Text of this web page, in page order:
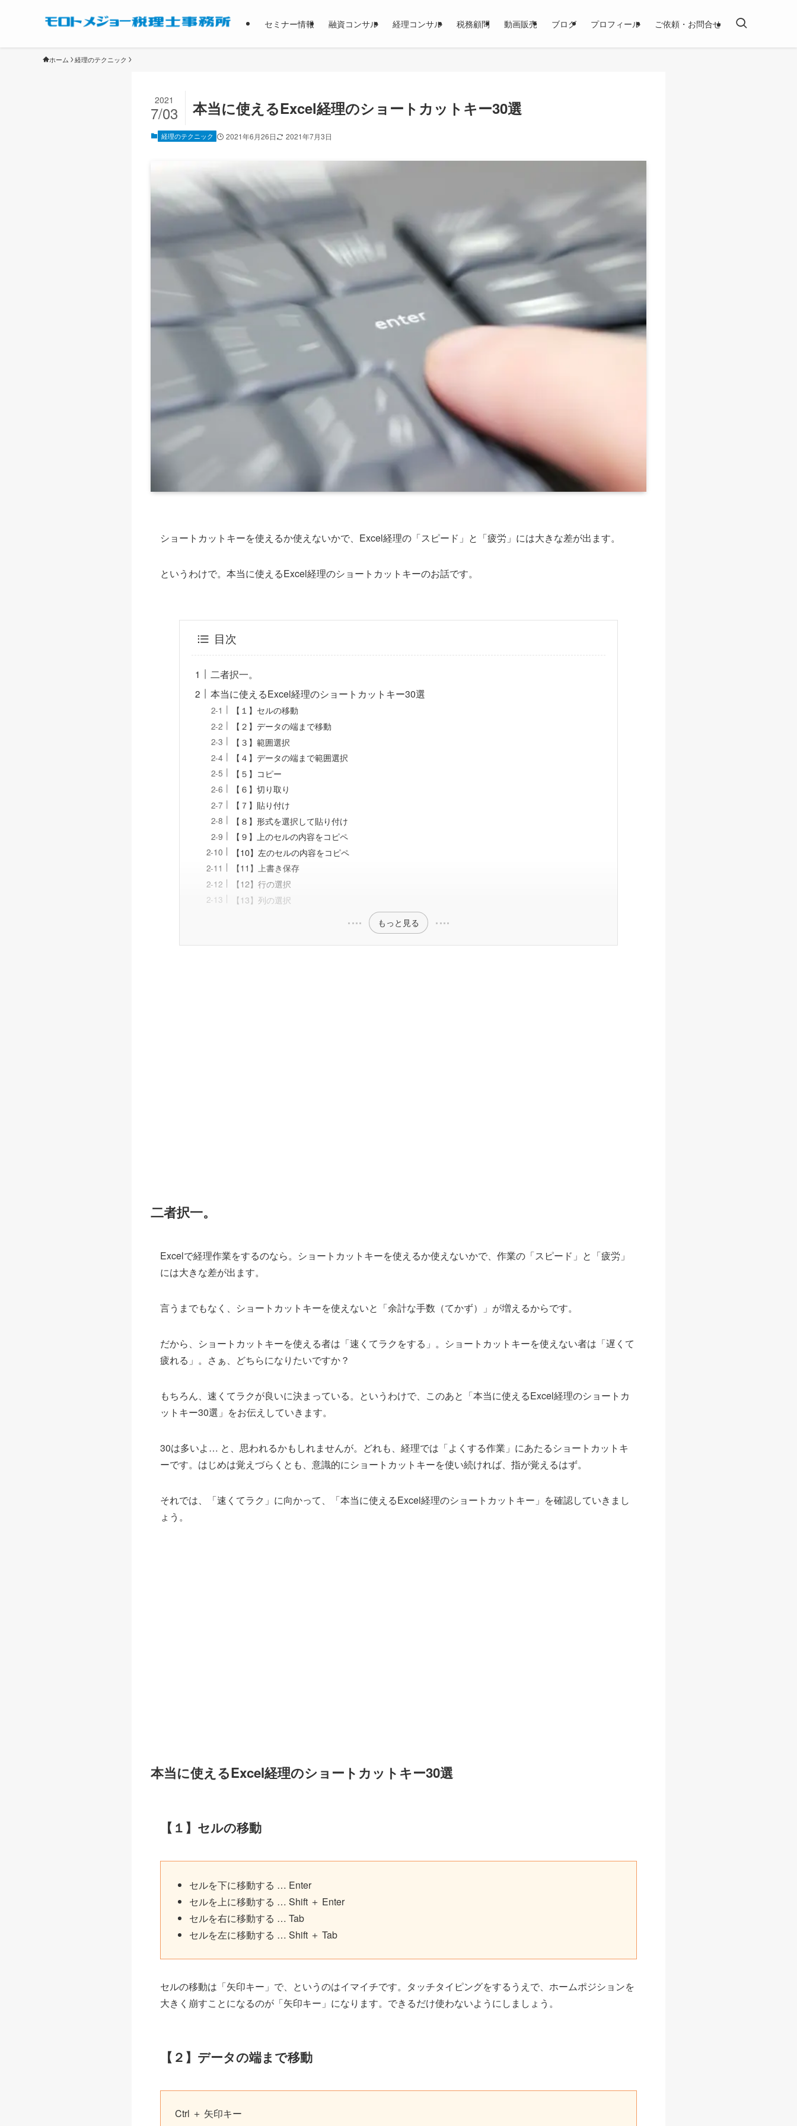
セミナー情報 融資コンサル 経理コンサル 税務顧問 動画販売 ブログ プロフィール ご依頼・お問合せ
ホーム 経理のテクニック
本当に使えるExcel経理のショートカットキー30選
2021
7/03
経理のテクニック 2021年6月26日 2021年7月3日
ショートカットキーを使えるか使えないかで、Excel経理の「スピード」と「疲労」には大きな差が出ます。
というわけで。本当に使えるExcel経理のショートカットキーのお話です。
目次
二者択一。
本当に使えるExcel経理のショートカットキー30選
【１】セルの移動
【２】データの端まで移動
【３】範囲選択
【４】データの端まで範囲選択
【５】コピー
【６】切り取り
【７】貼り付け
【８】形式を選択して貼り付け
【９】上のセルの内容をコピペ
【10】左のセルの内容をコピペ
【11】上書き保存
【12】行の選択
【13】列の選択
もっと見る
二者択一。
Excelで経理作業をするのなら。ショートカットキーを使えるか使えないかで、作業の「スピード」と「疲労」
には大きな差が出ます。
言うまでもなく、ショートカットキーを使えないと「余計な手数（てかず）」が増えるからです。
だから、ショートカットキーを使える者は「速くてラクをする」。ショートカットキーを使えない者は「遅くて
疲れる」。さぁ、どちらになりたいですか？
もちろん、速くてラクが良いに決まっている。というわけで、このあと「本当に使えるExcel経理のショートカ
ットキー30選」をお伝えしていきます。
30は多いよ… と、思われるかもしれませんが。どれも、経理では「よくする作業」にあたるショートカットキ
ーです。はじめは覚えづらくとも、意識的にショートカットキーを使い続ければ、指が覚えるはず。
それでは、「速くてラク」に向かって、「本当に使えるExcel経理のショートカットキー」を確認していきまし
ょう。
本当に使えるExcel経理のショートカットキー30選
【１】セルの移動
セルを下に移動する … Enter
セルを上に移動する … Shift ＋ Enter
セルを右に移動する … Tab
セルを左に移動する … Shift ＋ Tab
セルの移動は「矢印キー」で、というのはイマイチです。タッチタイピングをするうえで、ホームポジションを
大きく崩すことになるのが「矢印キー」になります。できるだけ使わないようにしましょう。
【２】データの端まで移動
Ctrl ＋ 矢印キー